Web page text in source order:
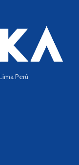
Perú